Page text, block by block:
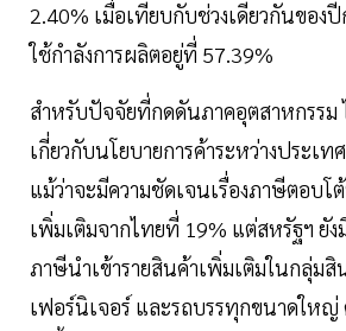
2.40% เมื่อเทียบกับช่วงเดียวกันของ
ใช้กำลังการผลิตอยู่ที่ 57.39%
สำหรับปัจจัยที่กดดันภาคอุตสาหกรรม
เกี่ยวกับนโยบายการค้าระหว่างประเท
แม้ว่าจะมีความชัดเจนเรื่องภาษีตอบโ
เพิ่มเติมจากไทยที่ 19% แต่สหรัฐฯ ยั
ภาษีนำเข้ารายสินค้าเพิ่มเติมในกลุ่มสิ
เฟอร์นิเจอร์ และรถบรรทุกขนาดใหญ่